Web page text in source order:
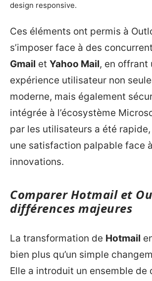
design responsive.
Ces éléments ont permis à
s’imposer face à des
Gmail et Yahoo Mail, en offrant
expérience utilisateur non
moderne, mais également
intégrée à l’écosystème
par les utilisateurs a été
une satisfaction palpable face
innovations.
Comparer Hotmail et
différences majeures
La transformation de Hotmail
bien plus qu’un simple
Elle a introduit un ensemble de